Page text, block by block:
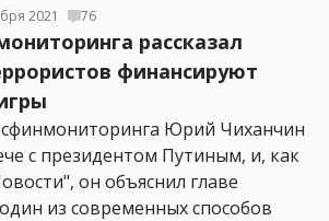
2021 76
рассказал
финансируют
Юрий Чиханчин
с президентом Путиным, и, как
он объяснил главе
из современных способов